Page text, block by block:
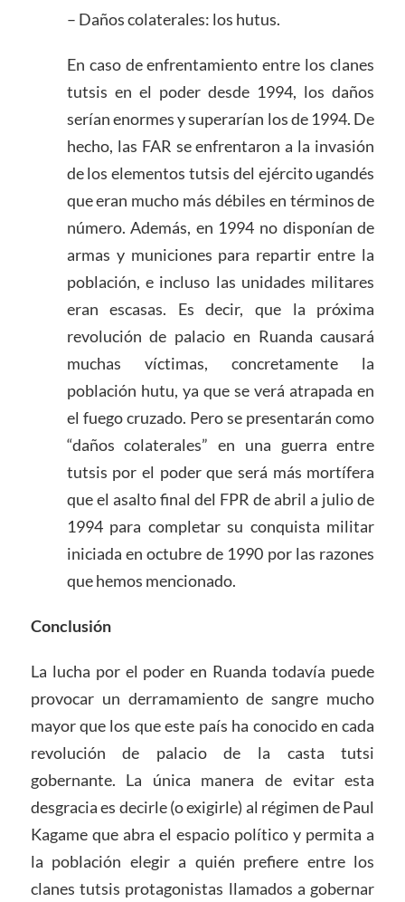
– Daños colaterales: los hutus.
En caso de enfrentamiento entre los clanes
tutsis en el poder desde 1994, los daños
serían enormes y superarían los de 1994. De
hecho, las FAR se enfrentaron a la invasión
de los elementos tutsis del ejército ugandés
que eran mucho más débiles en términos de
número. Además, en 1994 no disponían de
armas y municiones para repartir entre la
población, e incluso las unidades militares
eran escasas. Es decir, que la próxima
revolución de palacio en Ruanda causará
muchas víctimas, concretamente la
población hutu, ya que se verá atrapada en
el fuego cruzado. Pero se presentarán como
“daños colaterales” en una guerra entre
tutsis por el poder que será más mortífera
que el asalto final del FPR de abril a julio de
1994 para completar su conquista militar
iniciada en octubre de 1990 por las razones
que hemos mencionado.
Conclusión
La lucha por el poder en Ruanda todavía puede
provocar un derramamiento de sangre mucho
mayor que los que este país ha conocido en cada
revolución de palacio de la casta tutsi
gobernante. La única manera de evitar esta
desgracia es decirle (o exigirle) al régimen de Paul
Kagame que abra el espacio político y permita a
la población elegir a quién prefiere entre los
clanes tutsis protagonistas llamados a gobernar